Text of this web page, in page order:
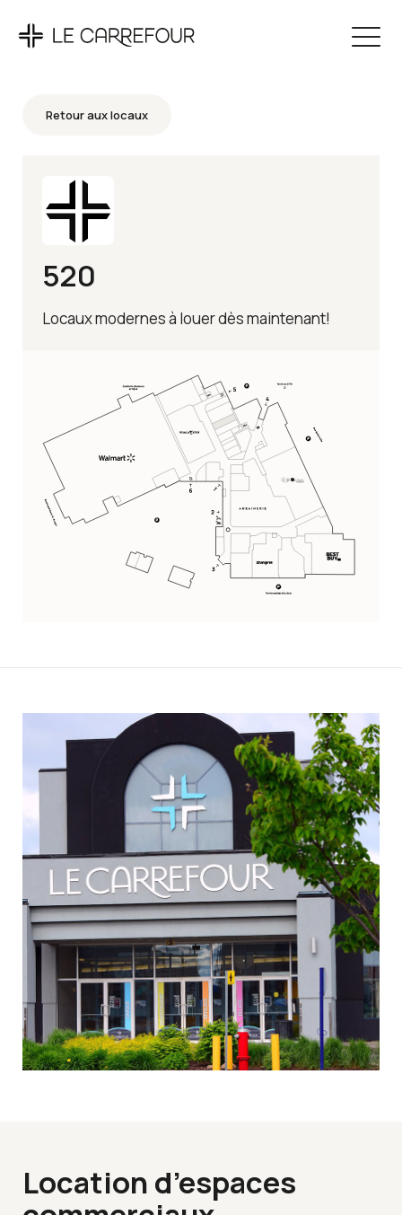
Retour aux locaux
520
Locaux modernes à louer dès maintenant!
Location d’espaces